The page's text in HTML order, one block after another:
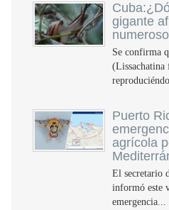
gigante
Se confirma
Puerto
agrícola
El secretario
informó este
emergencia...